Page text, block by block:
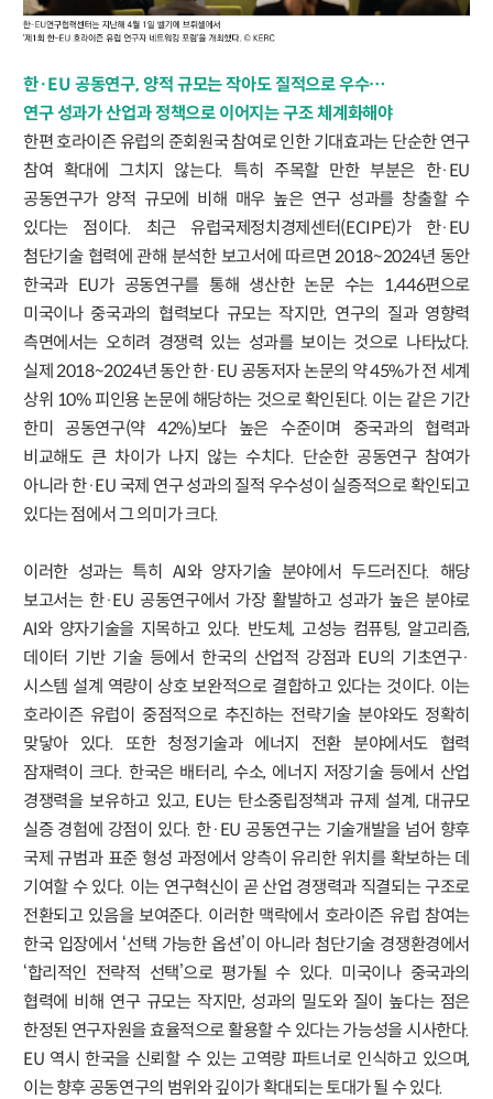
한·EU 공동연구, 양적 규모는 작아도 질적으로 우수…
연구 성과가 산업과 정책으로 이어지는 구조 체계화해야
한편 호라이즌 유럽의 준회원국 참여로 인한 기대효과는 단순한 연구
참여 확대에 그치지 않는다. 특히 주목할 만한 부분은 한·EU
공동연구가 양적 규모에 비해 매우 높은 연구 성과를 창출할 수
있다는 점이다. 최근 유럽국제정치경제센터(ECIPE)가 한·EU
첨단기술 협력에 관해 분석한 보고서에 따르면 2018~2024년 동안
한국과 EU가 공동연구를 통해 생산한 논문 수는 1,446편으로
미국이나 중국과의 협력보다 규모는 작지만, 연구의 질과 영향력
측면에서는 오히려 경쟁력 있는 성과를 보이는 것으로 나타났다.
실제 2018~2024년 동안 한·EU 공동저자 논문의 약 45%가 전 세계
상위 10% 피인용 논문에 해당하는 것으로 확인된다. 이는 같은 기간
한미 공동연구(약 42%)보다 높은 수준이며 중국과의 협력과
비교해도 큰 차이가 나지 않는 수치다. 단순한 공동연구 참여가
아니라 한·EU 국제 연구 성과의 질적 우수성이 실증적으로 확인되고
있다는 점에서 그 의미가 크다.
이러한 성과는 특히 AI와 양자기술 분야에서 두드러진다. 해당
보고서는 한·EU 공동연구에서 가장 활발하고 성과가 높은 분야로
AI와 양자기술을 지목하고 있다. 반도체, 고성능 컴퓨팅, 알고리즘,
데이터 기반 기술 등에서 한국의 산업적 강점과 EU의 기초연구·
시스템 설계 역량이 상호 보완적으로 결합하고 있다는 것이다. 이는
호라이즌 유럽이 중점적으로 추진하는 전략기술 분야와도 정확히
맞닿아 있다. 또한 청정기술과 에너지 전환 분야에서도 협력
잠재력이 크다. 한국은 배터리, 수소, 에너지 저장기술 등에서 산업
경쟁력을 보유하고 있고, EU는 탄소중립정책과 규제 설계, 대규모
실증 경험에 강점이 있다. 한·EU 공동연구는 기술개발을 넘어 향후
국제 규범과 표준 형성 과정에서 양측이 유리한 위치를 확보하는 데
기여할 수 있다. 이는 연구혁신이 곧 산업 경쟁력과 직결되는 구조로
전환되고 있음을 보여준다. 이러한 맥락에서 호라이즌 유럽 참여는
한국 입장에서 ‘선택 가능한 옵션’이 아니라 첨단기술 경쟁환경에서
‘합리적인 전략적 선택’으로 평가될 수 있다. 미국이나 중국과의
협력에 비해 연구 규모는 작지만, 성과의 밀도와 질이 높다는 점은
한정된 연구자원을 효율적으로 활용할 수 있다는 가능성을 시사한다.
EU 역시 한국을 신뢰할 수 있는 고역량 파트너로 인식하고 있으며,
이는 향후 공동연구의 범위와 깊이가 확대되는 토대가 될 수 있다.